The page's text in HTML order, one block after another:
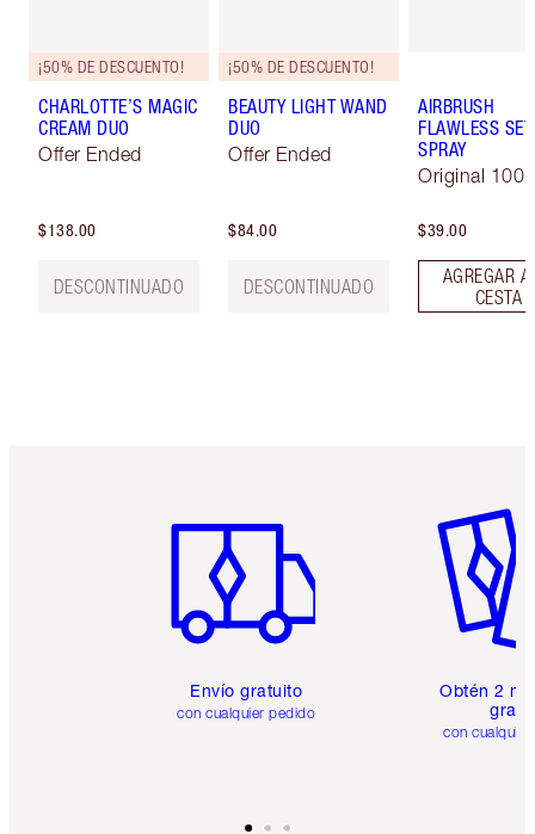
¡50% DE DESCUENTO!
CHARLOTTE’S MAGIC
CREAM DUO
Offer Ended
$138.00
DESCONTINUADO
¡50% DE DESCUENTO!
BEAUTY LIGHT WAND
DUO
Offer Ended
$84.00
DESCONTINUADO
AIRBRUSH
FLAWLESS
SPRAY
Original 100
$39.00
AGREGAR
CESTA
Envío gratuito
con cualquier pedido
Obtén 2
gratis
con